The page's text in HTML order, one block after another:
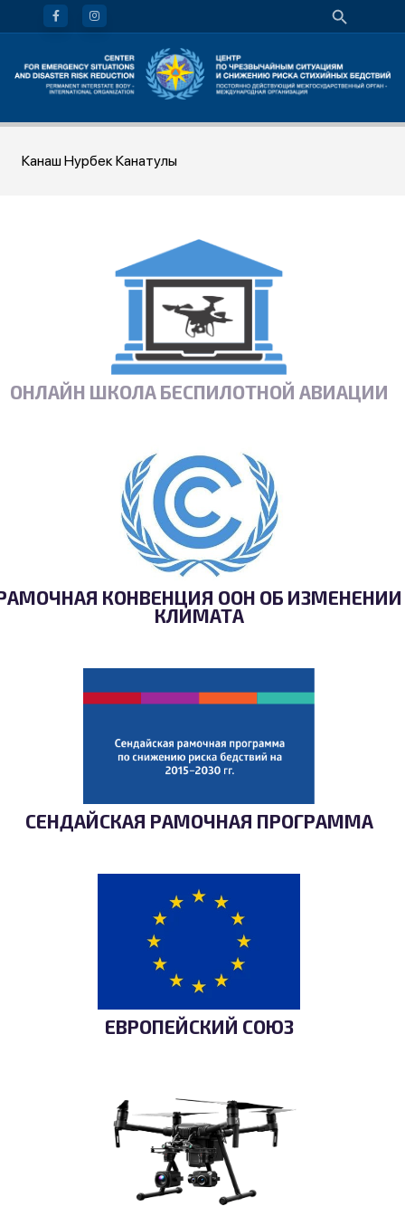
Канаш Нурбек Канатулы
ОНЛАЙН ШКОЛА БЕСПИЛОТНОЙ АВИАЦИИ
КОНВЕНЦИЯ ООН ОБ ИЗМЕНЕНИИ
КЛИМАТА
СЕНДАЙСКАЯ РАМОЧНАЯ ПРОГРАММА
ЕВРОПЕЙСКИЙ СОЮЗ